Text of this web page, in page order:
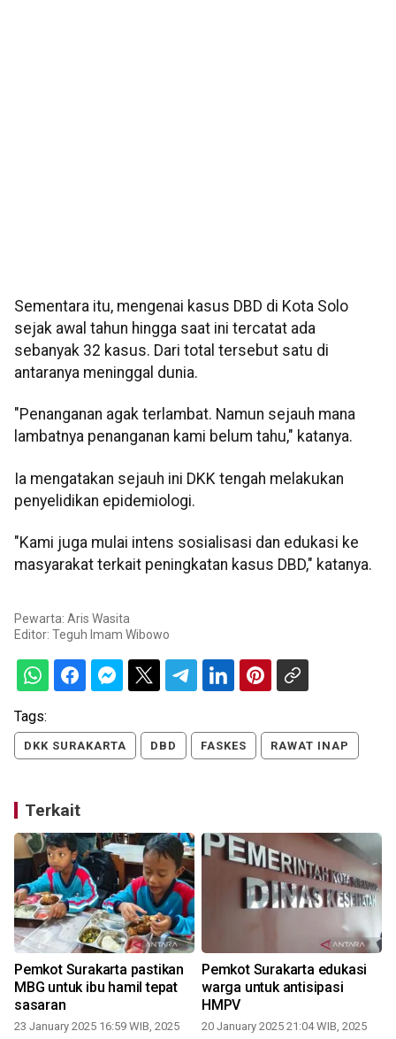
Sementara itu, mengenai kasus DBD di Kota Solo
sejak awal tahun hingga saat ini tercatat ada
sebanyak 32 kasus. Dari total tersebut satu di
antaranya meninggal dunia.
"Penanganan agak terlambat. Namun sejauh mana
lambatnya penanganan kami belum tahu," katanya.
Ia mengatakan sejauh ini DKK tengah melakukan
penyelidikan epidemiologi.
"Kami juga mulai intens sosialisasi dan edukasi ke
masyarakat terkait peningkatan kasus DBD," katanya.
Pewarta: Aris Wasita
Editor: Teguh Imam Wibowo
Tags:
DKK SURAKARTA DBD FASKES RAWAT INAP
Terkait
Pemkot Surakarta pastikan
MBG untuk ibu hamil tepat
sasaran
23 January 2025 16:59 WIB, 2025
Pemkot Surakarta edukasi
warga untuk antisipasi
HMPV
20 January 2025 21:04 WIB, 2025